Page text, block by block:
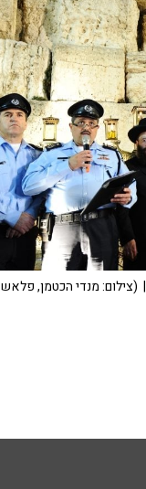
| (צילום: מנדי הכטמן, פלאש 90)